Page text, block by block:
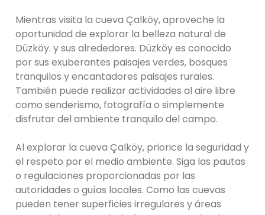
Mientras visita la cueva Çalköy, aproveche la
oportunidad de explorar la belleza natural de
Düzköy. y sus alrededores. Düzköy es conocido
por sus exuberantes paisajes verdes, bosques
tranquilos y encantadores paisajes rurales.
También puede realizar actividades al aire libre
como senderismo, fotografía o simplemente
disfrutar del ambiente tranquilo del campo.
Al explorar la cueva Çalköy, priorice la seguridad y
el respeto por el medio ambiente. Siga las pautas
o regulaciones proporcionadas por las
autoridades o guías locales. Como las cuevas
pueden tener superficies irregulares y áreas